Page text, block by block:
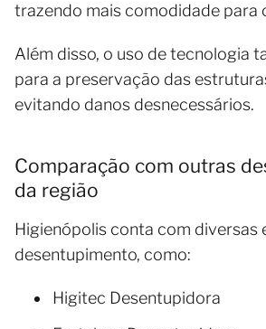
trazendo mais comodidade para
Além disso, o uso de tecnologia
para a preservação das
evitando danos desnecessários.
Comparação com outras
da região
Higienópolis conta com diversas
desentupimento, como:
Higitec Desentupidora